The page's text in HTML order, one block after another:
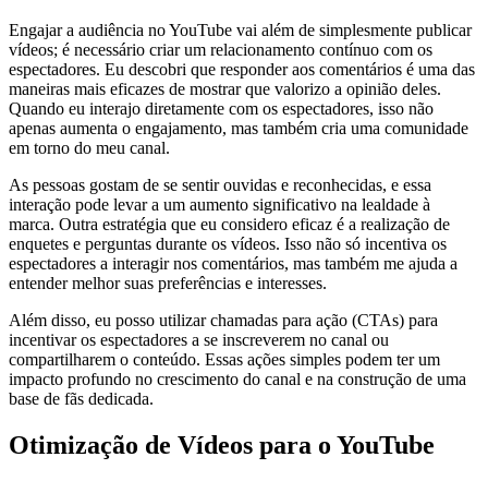
Engajar a audiência no YouTube vai além de simplesmente publicar
vídeos; é necessário criar um relacionamento contínuo com os
espectadores. Eu descobri que responder aos comentários é uma das
maneiras mais eficazes de mostrar que valorizo a opinião deles.
Quando eu interajo diretamente com os espectadores, isso não
apenas aumenta o engajamento, mas também cria uma comunidade
em torno do meu canal.
As pessoas gostam de se sentir ouvidas e reconhecidas, e essa
interação pode levar a um aumento significativo na lealdade à
marca. Outra estratégia que eu considero eficaz é a realização de
enquetes e perguntas durante os vídeos. Isso não só incentiva os
espectadores a interagir nos comentários, mas também me ajuda a
entender melhor suas preferências e interesses.
Além disso, eu posso utilizar chamadas para ação (CTAs) para
incentivar os espectadores a se inscreverem no canal ou
compartilharem o conteúdo. Essas ações simples podem ter um
impacto profundo no crescimento do canal e na construção de uma
base de fãs dedicada.
Otimização de Vídeos para o YouTube